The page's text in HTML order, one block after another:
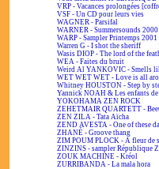
VRP - Vacances prolongées
VSF - Un CD pour leurs vies
WAGNER - Parsifal
WARNER - Summersounds 2000
WARP - Sampler Printemps 2001
Warren G - I shot the sheriff
Wasis DIOP - The lord of the
WEA - Faites du bruit
Weird Al YANKOVIC - Smells
WET WET WET - Love is all
Whitney HOUSTON - Step by
Yannick NOAH & Les enfants
YOKOHAMA ZEN ROCK
ZEHETMAIR QUARTETT -
ZEN ZILA - Tata Aïcha
ZEND AVESTA - One of these
ZHANÉ - Groove thang
ZIM POUM PLOCK - A fleur de
ZINZINS - sampler République
ZOUK MACHINE - Kréol
ZURRIBANDA - La mala hora